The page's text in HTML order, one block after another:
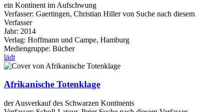
ein Kontinent im Aufschwung
Verfasser: Gaertingen, Christian Hiller von Suche nach diesem
Verfasser
Jahr: 2014
Verlag: Hoffmann und Campe, Hamburg
Mediengruppe: Bücher
lädt
Afrikanische Totenklage
der Ausverkauf des Schwarzen Kontinents